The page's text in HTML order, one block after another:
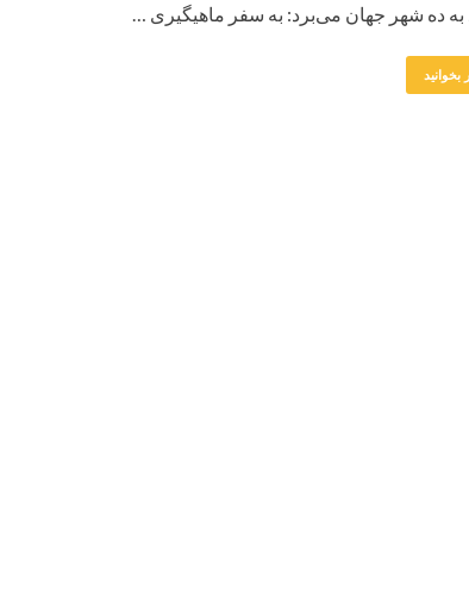
به ده شهر جهان می‌برد: به سفر ماهیگیری …
بخوانید